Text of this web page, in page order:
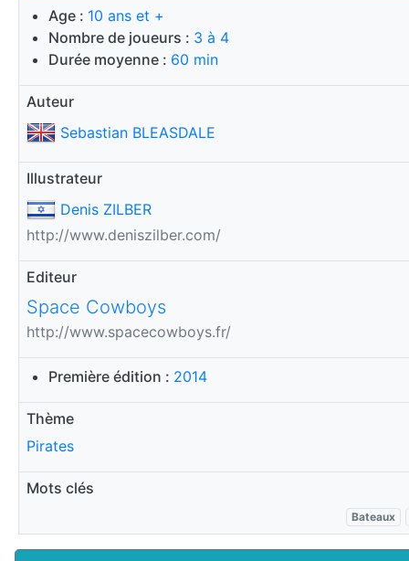
Age : 10 ans et +
Nombre de joueurs : 3 à 4
Durée moyenne : 60 min
Auteur
Sebastian BLEASDALE
Illustrateur
Denis ZILBER
http://www.deniszilber.com/
Editeur
Space Cowboys
http://www.spacecowboys.fr/
Première édition : 2014
Thème
Pirates
Mots clés
Bateaux